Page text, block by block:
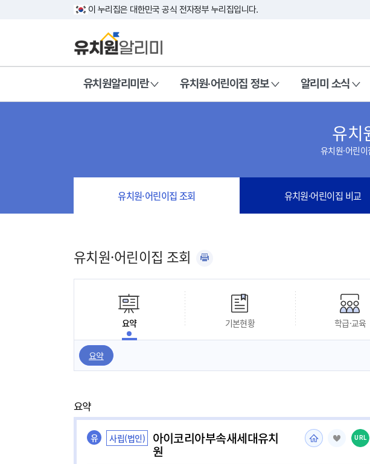
이 누리집은 대한민국 공식 전자정부 누리집입니다.
유치원알리미란 유치원·어린이집 정보 알리미 소식
유치
유치원·어린
유치원·어린이집 조회 유치원·어린이집 비교
유치원·어린이집 조회
요약 기본현황 학급·교육
요약
요약
유 사립(법인) 아이코리아부속새세대유치
원
URL